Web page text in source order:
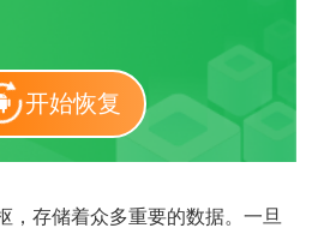
开始恢复
，存储着众多重要的数据。一旦